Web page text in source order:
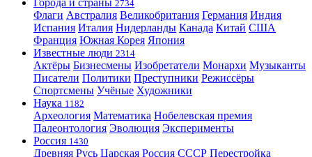
Города и страны 2734
Флаги Австралия Великобритания Германия Индия
Испания Италия Нидерланды Канада Китай США
Франция Южная Корея Япония
Известные люди 2314
Актёры Бизнесмены Изобретатели Монархи Музыканты
Писатели Политики Преступники Режиссёры
Спортсмены Учёные Художники
Наука 1182
Археология Математика Нобелевская премия
Палеонтология Эволюция Эксперименты
Россия 1430
Древняя Русь Царская Россия СССР Перестройка